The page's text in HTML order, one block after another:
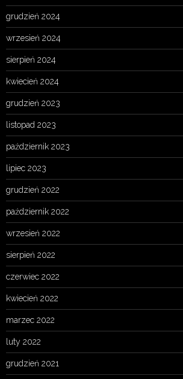
grudzień 2024
wrzesień 2024
sierpień 2024
kwiecień 2024
grudzień 2023
listopad 2023
październik 2023
lipiec 2023
grudzień 2022
październik 2022
wrzesień 2022
sierpień 2022
czerwiec 2022
kwiecień 2022
marzec 2022
luty 2022
grudzień 2021